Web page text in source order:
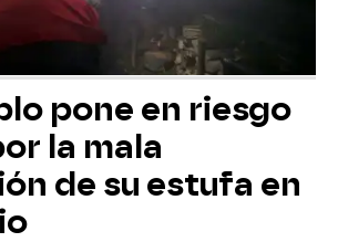
pone en riesgo
la mala
de su estufa en